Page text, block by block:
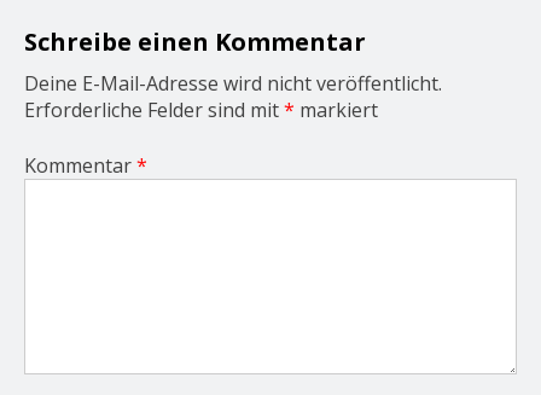
o
Schreibe einen Kommentar
Deine E-Mail-Adresse wird nicht veröffentlicht.
Erforderliche Felder sind mit* markiert
Kommentar*